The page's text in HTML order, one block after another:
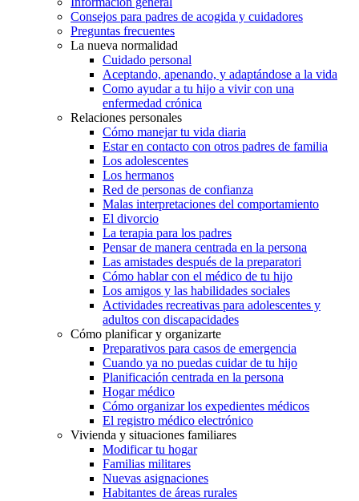
Consejos para padres de acogida y cuidadores
Preguntas frecuentes
La nueva normalidad
Cuidado personal
Aceptando, apenando, y adaptándose a la vida
Como ayudar a tu hijo a vivir con una
enfermedad crónica
Relaciones personales
Cómo manejar tu vida diaria
Estar en contacto con otros padres de familia
Los adolescentes
Los hermanos
Red de personas de confianza
Malas interpretaciones del comportamiento
El divorcio
La terapia para los padres
Pensar de manera centrada en la persona
Las amistades después de la preparatori
Cómo hablar con el médico de tu hijo
Los amigos y las habilidades sociales
Actividades recreativas para adolescentes y
adultos con discapacidades
Cómo planificar y organizarte
Preparativos para casos de emergencia
Cuando ya no puedas cuidar de tu hijo
Planificación centrada en la persona
Hogar médico
Cómo organizar los expedientes médicos
El registro médico electrónico
Vivienda y situaciones familiares
Modificar tu hogar
Familias militares
Nuevas asignaciones
Habitantes de áreas rurales